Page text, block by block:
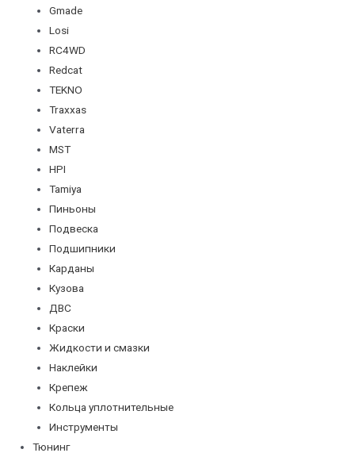
Gmade
Losi
RC4WD
Redcat
TEKNO
Traxxas
Vaterra
MST
HPI
Tamiya
Пиньоны
Подвеска
Подшипники
Карданы
Кузова
ДВС
Краски
Жидкости и смазки
Наклейки
Крепеж
Кольца уплотнительные
Инструменты
Тюнинг